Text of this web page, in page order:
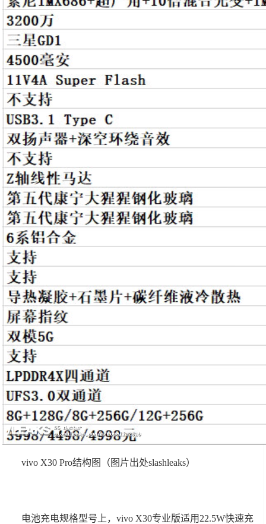
vivo X30 Pro结构图（图片出处slashleaks）
电池充电规格型号上，vivo X30专业版适用22.5W快速充